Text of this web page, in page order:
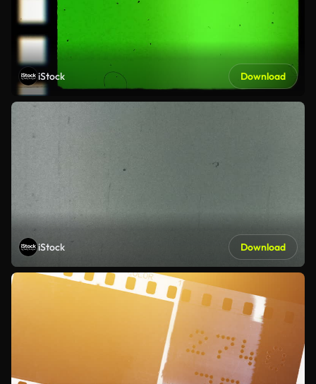
iStock Download
iStock Download